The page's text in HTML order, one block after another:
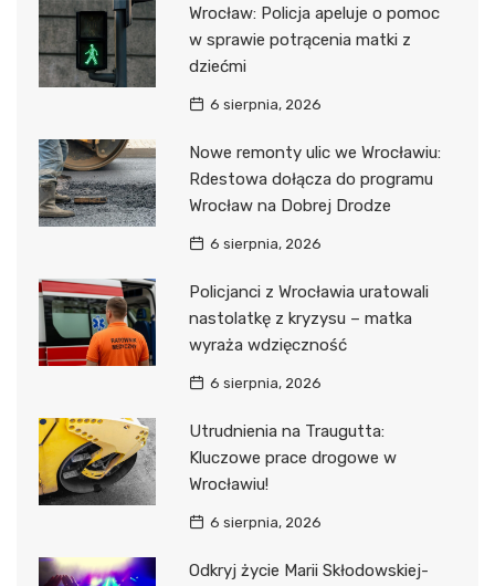
Wrocław: Policja apeluje o pomoc
w sprawie potrącenia matki z
dziećmi
6 sierpnia, 2026
Nowe remonty ulic we Wrocławiu:
Rdestowa dołącza do programu
Wrocław na Dobrej Drodze
6 sierpnia, 2026
Policjanci z Wrocławia uratowali
nastolatkę z kryzysu – matka
wyraża wdzięczność
6 sierpnia, 2026
Utrudnienia na Traugutta:
Kluczowe prace drogowe w
Wrocławiu!
6 sierpnia, 2026
Odkryj życie Marii Skłodowskiej-